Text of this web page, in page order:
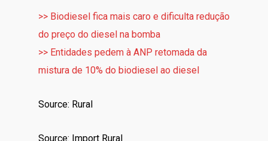
>> Biodiesel fica mais caro e dificulta redução
do preço do diesel na bomba
>> Entidades pedem à ANP retomada da
mistura de 10% do biodiesel ao diesel
Source: Rural
Source: Import Rural